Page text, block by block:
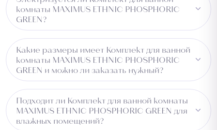
не впитывает влагу и легко чистится.
комнаты MAXIMUS ETHNIC PHOSPHORIC
GREEN?
Нет, материал PP не электризуется и не притягивает
пыль.
Какие размеры имеет Комплект для ванной
комнаты MAXIMUS ETHNIC PHOSPHORIC
GREEN и можно ли заказать нужный?
Доступный размер — 0.6x1.5. Уточните нужный размер
при оформлении заказа или обратитесь к менеджеру.
Подходит ли Комплект для ванной комнаты
MAXIMUS ETHNIC PHOSPHORIC GREEN для
влажных помещений?